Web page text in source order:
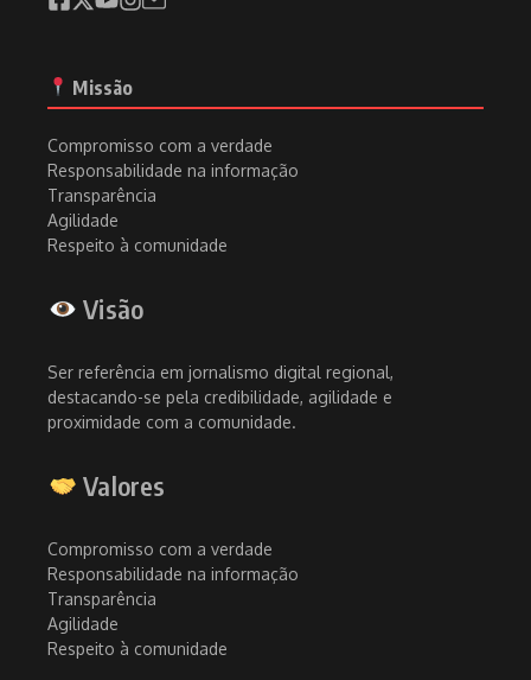
Missão
Compromisso com a verdade
Responsabilidade na informação
Transparência
Agilidade
Respeito à comunidade
Visão
Ser referência em jornalismo digital regional,
destacando-se pela credibilidade, agilidade e
proximidade com a comunidade.
Valores
Compromisso com a verdade
Responsabilidade na informação
Transparência
Agilidade
Respeito à comunidade